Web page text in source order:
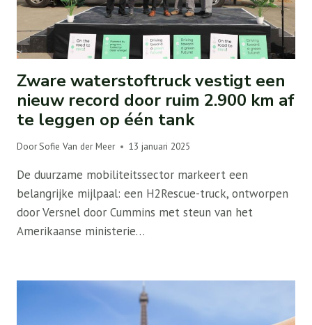
Zware waterstoftruck vestigt een
nieuw record door ruim 2.900 km af
te leggen op één tank
DoorSofie Van der Meer 13 januari 2025
De duurzame mobiliteitssector markeert een
belangrijke mijlpaal: een H2Rescue-truck, ontworpen
door Versnel door Cummins met steun van het
Amerikaanse ministerie…